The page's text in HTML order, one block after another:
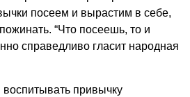
посеем и вырастим в себе,
“Что посеешь, то и
справедливо гласит народная
привычку